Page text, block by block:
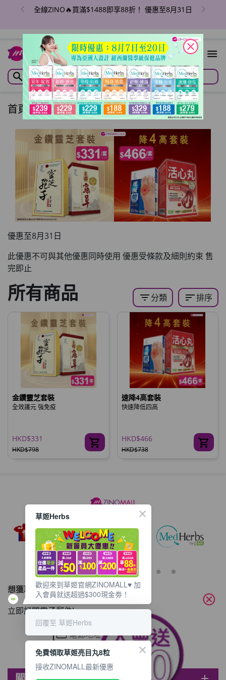
全線ZINO🔥買滿$1488即享88折！ 優惠至8月31日
首頁/網店獨家套裝
優惠至8月31日
此優惠不可與其他優惠同時使用 優惠受條款及細則約束 售
完即止
所有商品 filter_list分類 sort排序
金鑽靈芝套裝
全效護元 強免疫
HKD$331
HKD$798
速降4高套裝
快速降低四高
HKD$466
HKD$738
想獲取最新的優惠資訊？
立即訂閱電子郵件!
close
cancel
草姬Herbs
歡迎來到草姬官網ZINOMALL♥️ 加
入會員就送超過$300現金劵！
回覆至 草姬Herbs
免費領取草姬亮目丸8粒
接收ZINOMALL最新優惠